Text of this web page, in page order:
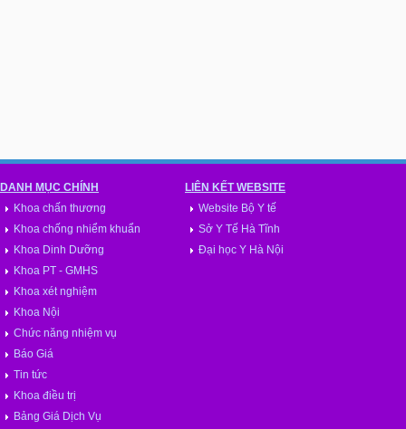
DANH MỤC CHÍNH
Khoa chấn thương
Khoa chống nhiểm khuẩn
Khoa Dinh Dưỡng
Khoa PT - GMHS
Khoa xét nghiệm
Khoa Nội
Chức năng nhiệm vụ
Báo Giá
Tin tức
Khoa điều trị
Bảng Giá Dịch Vụ
LIÊN KẾT WEBSITE
Website Bộ Y tế
Sở Y Tế Hà Tĩnh
Đại học Y Hà Nội